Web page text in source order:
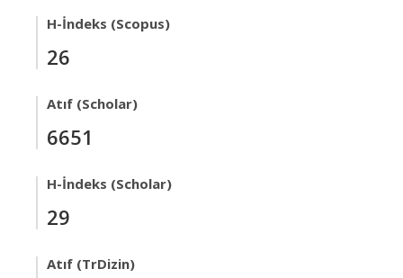
H-İndeks (Scopus)
26
Atıf (Scholar)
6651
H-İndeks (Scholar)
29
Atıf (TrDizin)